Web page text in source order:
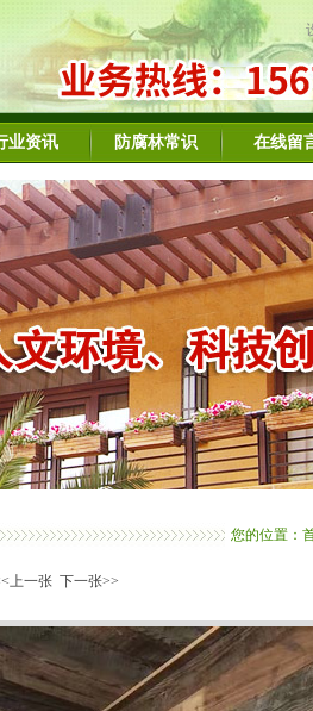
业资讯 防腐林常识 在线留
您的位置：
上一张 下一张>>